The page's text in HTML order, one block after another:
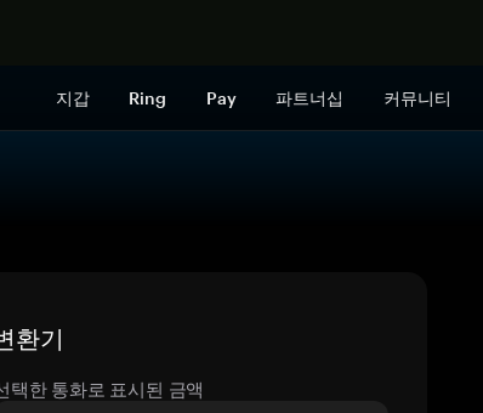
지갑 Ring Pay 파트너십 커뮤니티
환기
택한 통화로 표시된 금액